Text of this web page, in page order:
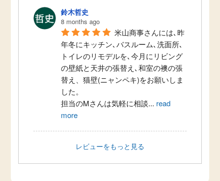
鈴木哲史
8 months ago
米山商事さんには､昨
年冬にキッチン､バスルーム､洗面所､
トイレのリモデルを､今月にリビング
の壁紙と天井の張替え､和室の襖の張
替え、猫壁(ニャンペキ)をお願いしま
した。
担当のMさんは気軽に相談... read
more
レビューをもっと見る